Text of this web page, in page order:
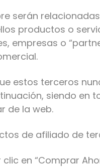
serán
productos o
empresas o
estos terceros
siendo
de la web.
de afiliado de
en “Comprar